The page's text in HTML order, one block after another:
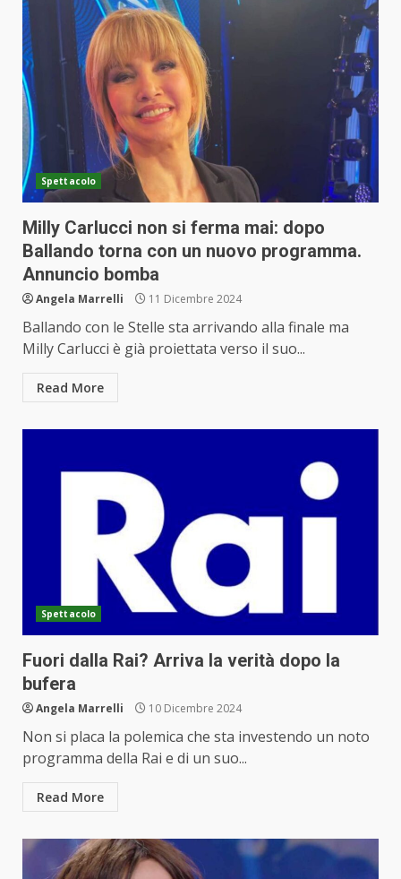
Spettacolo
Milly Carlucci non si ferma mai: dopo
Ballando torna con un nuovo programma.
Annuncio bomba
Angela Marrelli 11 Dicembre 2024
Ballando con le Stelle sta arrivando alla finale ma
Milly Carlucci è già proiettata verso il suo...
Read More
Spettacolo
Fuori dalla Rai? Arriva la verità dopo la
bufera
Angela Marrelli 10 Dicembre 2024
Non si placa la polemica che sta investendo un noto
programma della Rai e di un suo...
Read More